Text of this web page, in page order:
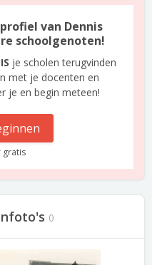
van Dennis
schoolgenoten!
je scholen terugvinden
met je docenten en
je en begin meteen!
gratis
0